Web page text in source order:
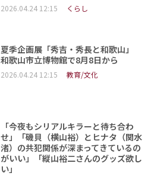
2026.04.24 12:15 くらし
夏季企画展「秀吉・秀長と和歌山」
和歌山市立博物館で8月8日から
2026.04.24 12:15 教育/文化
「今夜もシリアルキラーと待ち合わ
せ」「磯貝（横山裕）とヒナタ（関水
渚）の共犯関係が深まってきているの
がいい」「縦山裕二さんのグッズ欲し
い」